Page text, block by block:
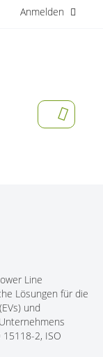
Anmelden
MEIN
Line
Lösungen für die
und
2, ISO